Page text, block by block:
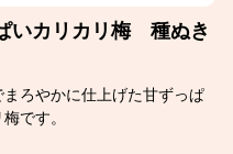
いカリカリ梅 種ぬき
まろやかに仕上げた甘ずっぱ
です。